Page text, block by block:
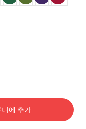
니에 추가